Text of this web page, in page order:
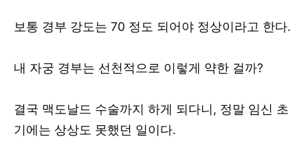
보통 경부 강도는 70 정도 되어야 정상이라고 한다.
내 자궁 경부는 선천적으로 이렇게 약한 걸까?
결국 맥도날드 수술까지 하게 되다니, 정말 임신 초
기에는 상상도 못했던 일이다.